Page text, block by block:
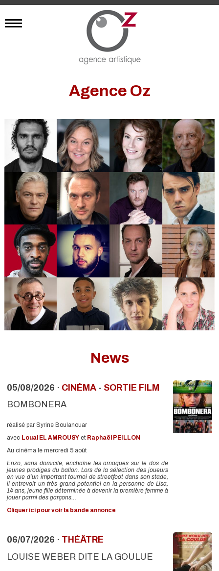
Agence Oz
News
05/08/2026 · CINÉMA- SORTIE FILM
BOMBONERA
réalisé par Syrine Boulanouar
avec Louai EL AMROUSYet Raphaël PEILLON
Au cinéma le mercredi 5 août
Enzo, sans domicile, enchaîne les arnaques sur le dos de
jeunes prodiges du ballon. Lors de la sélection des joueurs
en vue d’un important tournoi de streetfoot dans son stade,
il entrevoit un très grand potentiel en la personne de Lisa,
14 ans, jeune fille déterminée à devenir la première femme à
jouer parmi des garçons…
Cliquer ici pour voir la bande annonce
06/07/2026 · THÉÂTRE
LOUISE WEBER DITE LA GOULUE